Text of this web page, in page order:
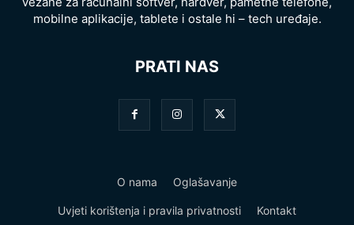
mobilne aplikacije, tablete i ostale hi – tech uređaje.
PRATI NAS
O nama Oglašavanje
Uvjeti korištenja i pravila privatnosti Kontakt